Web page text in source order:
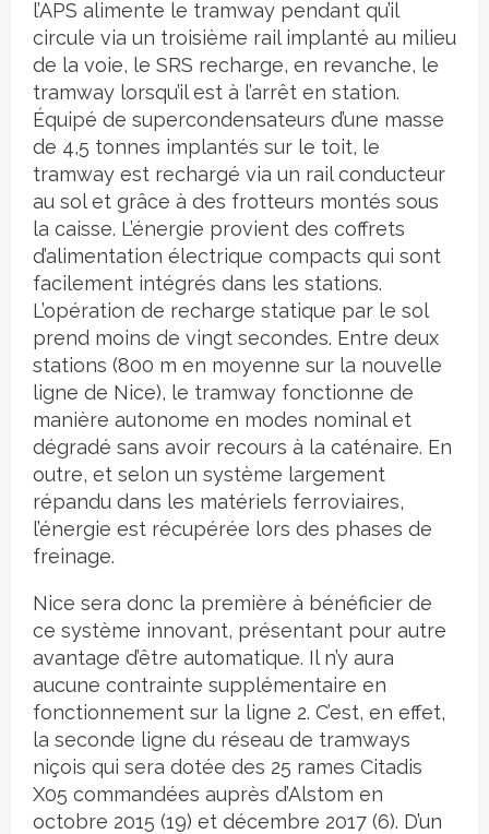
l’APS alimente le tramway pendant qu’il
circule via un troisième rail implanté au milieu
de la voie, le SRS recharge, en revanche, le
tramway lorsqu’il est à l’arrêt en station.
Équipé de supercondensateurs d’une masse
de 4,5 tonnes implantés sur le toit, le
tramway est rechargé via un rail conducteur
au sol et grâce à des frotteurs montés sous
la caisse. L’énergie provient des coffrets
d’alimentation électrique compacts qui sont
facilement intégrés dans les stations.
L’opération de recharge statique par le sol
prend moins de vingt secondes. Entre deux
stations (800 m en moyenne sur la nouvelle
ligne de Nice), le tramway fonctionne de
manière autonome en modes nominal et
dégradé sans avoir recours à la caténaire. En
outre, et selon un système largement
répandu dans les matériels ferroviaires,
l’énergie est récupérée lors des phases de
freinage.
Nice sera donc la première à bénéficier de
ce système innovant, présentant pour autre
avantage d’être automatique. Il n’y aura
aucune contrainte supplémentaire en
fonctionnement sur la ligne 2. C’est, en effet,
la seconde ligne du réseau de tramways
niçois qui sera dotée des 25 rames Citadis
X05 commandées auprès d’Alstom en
octobre 2015 (19) et décembre 2017 (6). D’un